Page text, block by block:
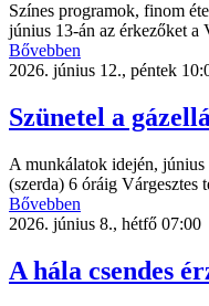
Színes programok, finom
június 13-án az érkezőket a
Bővebben
2026. június 12., péntek
Szünetel a
A munkálatok idején,
(szerda) 6 óráig Várgesztes
Bővebben
2026. június 8., hétfő 07:00
A hála csendes